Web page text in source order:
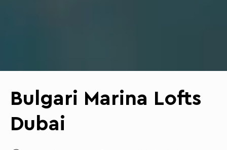
Bulgari Marina Lofts
Dubai